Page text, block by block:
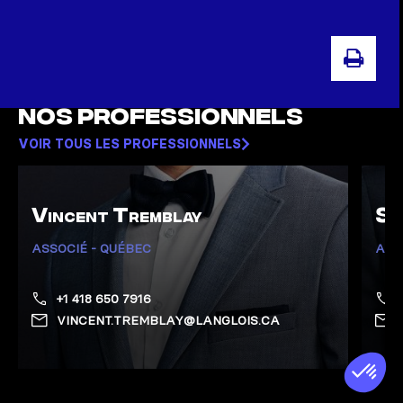
Nos professionnels
VOIR TOUS LES PROFESSIONNELS
Vincent Tremblay
ASSOCIÉ - QUÉBEC
+1 418 650 7916
VINCENT.TREMBLAY@LANGLOIS.CA